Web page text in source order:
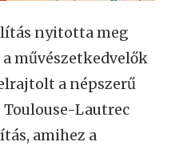
nyitotta meg
művészetkedvelők
a népszerű
Lautrec
amihez a